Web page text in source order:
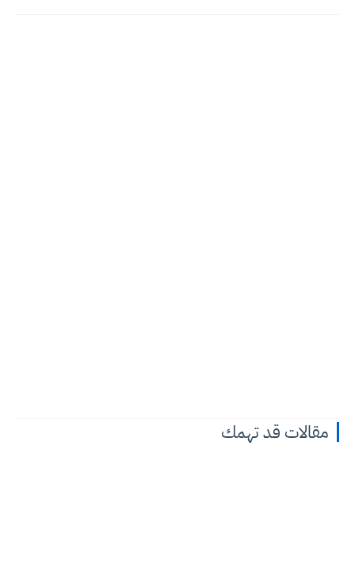
مقالات قد تهمك